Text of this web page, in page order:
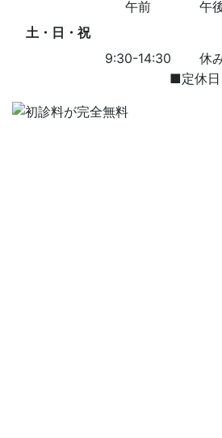
土・日・祝
午前
9:30-14:30
午
休
■定休日